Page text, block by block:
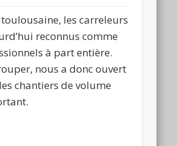
les carreleurs
reconnus comme
à part entière.
nous a donc ouvert
chantiers de volume